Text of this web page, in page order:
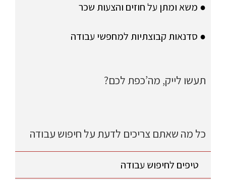
● משא ומתן על חוזים והצעות שכר
● סדנאות קבוצתיות למחפשי עבודה
תעשו לייק, מה’כפת לכם?
כל מה שאתם צריכים לדעת על חיפוש עבודה
טיפים לחיפוש עבודה